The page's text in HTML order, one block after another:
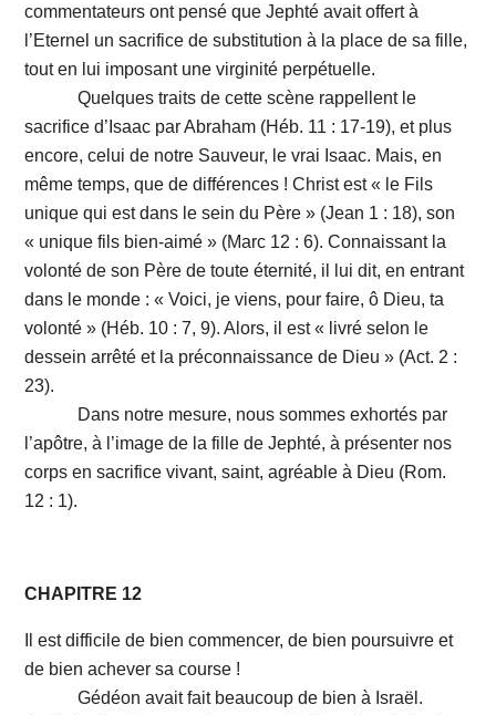
commentateurs ont pensé que Jephté avait offert à
l’Eternel un sacrifice de substitution à la place de sa fille,
tout en lui imposant une virginité perpétuelle.
Quelques traits de cette scène rappellent le
sacrifice d’Isaac par Abraham (Héb. 11 : 17-19), et plus
encore, celui de notre Sauveur, le vrai Isaac. Mais, en
même temps, que de différences ! Christ est « le Fils
unique qui est dans le sein du Père » (Jean 1 : 18), son
« unique fils bien-aimé » (Marc 12 : 6). Connaissant la
volonté de son Père de toute éternité, il lui dit, en entrant
dans le monde : « Voici, je viens, pour faire, ô Dieu, ta
volonté » (Héb. 10 : 7, 9). Alors, il est « livré selon le
dessein arrêté et la préconnaissance de Dieu » (Act. 2 :
23).
Dans notre mesure, nous sommes exhortés par
l’apôtre, à l’image de la fille de Jephté, à présenter nos
corps en sacrifice vivant, saint, agréable à Dieu (Rom.
12 : 1).
CHAPITRE 12
Il est difficile de bien commencer, de bien poursuivre et
de bien achever sa course !
Gédéon avait fait beaucoup de bien à Israël.